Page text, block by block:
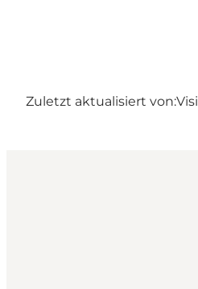
Zuletzt aktualisiert von: